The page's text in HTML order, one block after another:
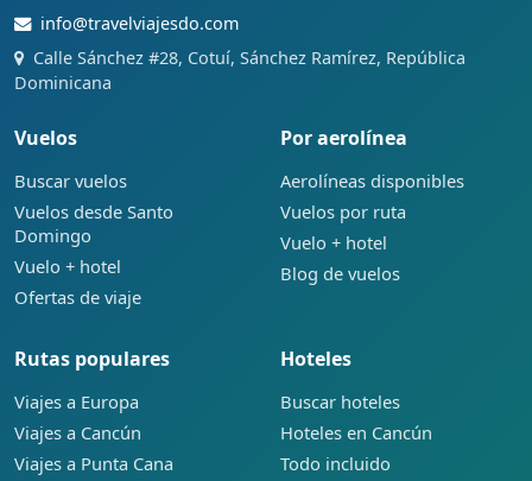
info@travelviajesdo.com
Calle Sánchez #28, Cotuí, Sánchez Ramírez, República
Dominicana
Vuelos
Buscar vuelos
Vuelos desde Santo
Domingo
Vuelo + hotel
Ofertas de viaje
Por aerolínea
Aerolíneas disponibles
Vuelos por ruta
Vuelo + hotel
Blog de vuelos
Rutas populares
Viajes a Europa
Viajes a Cancún
Viajes a Punta Cana
Hoteles
Buscar hoteles
Hoteles en Cancún
Todo incluido